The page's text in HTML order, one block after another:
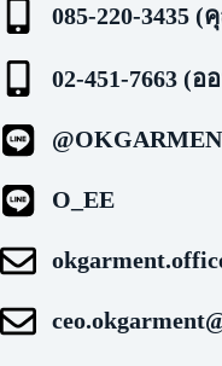
085-220-3435 (
02-451-7663 (อ
O_EE